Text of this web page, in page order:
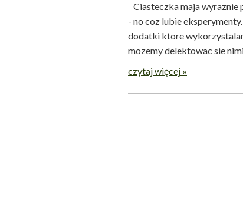
Ciasteczka maja wyraznie
- no coz lubie
dodatki ktore
mozemy delektowac
czytaj więcej »